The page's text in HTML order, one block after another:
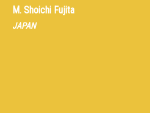
M. Shoichi Fujita
JAPAN